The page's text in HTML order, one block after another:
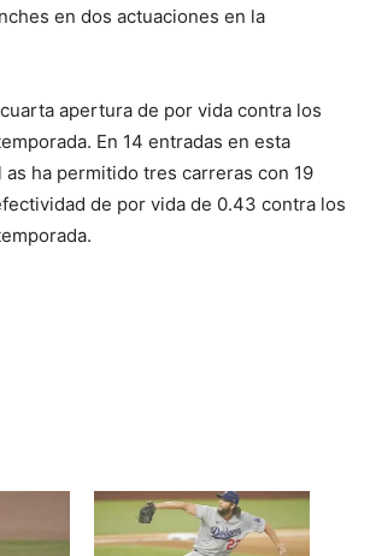
en dos actuaciones en la
apertura de por vida contra los
En 14 entradas en esta
as ha permitido tres carreras con 19
de por vida de 0.43 contra los